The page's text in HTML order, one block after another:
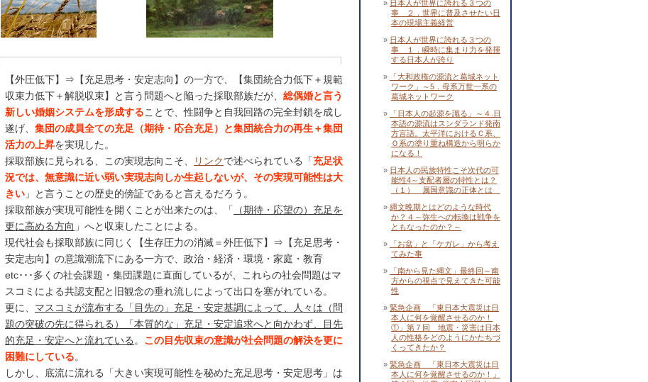
【外圧低下】⇒【充足思考・安定志向】の一方で、【集団統合力低下＋規範
収束力低下＋解脱収束】と言う問題へと陥った採取部族だが、 総偶婚と言う
新しい婚姻システムを形成することで、性闘争と自我回路の完全封鎖を成し
遂げ、 集団の成員全ての充足（期待・応合充足）と集団統合力の再生＋集団
活力の上昇を実現した。
採取部族に見られる、この実現志向こそ、
リンクで述べられている「充足状
況では、無意識に近い弱い実現志向しか生起しないが、その実現可能性は大
きい 」と言うことの歴史的傍証であると言えるだろう。
採取部族が実現可能性を開くことが出来たのは、「
（期待・応望の）充足を
更に高める方向 」へと収束したことによる。
現代社会も採取部族に同じく【生存圧力の消滅＝外圧低下】⇒【充足思考・
安定志向】の意識潮流下にある一方で、政治・経済・環境・家庭・教育
etc･･･多くの社会課題・集団課題に直面しているが、これらの社会問題はマ
スコミによる共認支配と旧観念の垂れ流しによって出口を塞がれている。
更に、 マスコミが流布する「目先の」充足・安定基調によって、人々は（問
題の突破の先に得られる）「本質的な」充足・安定追求へと向かわず、目先
的充足・安定へと流れている 。 この目先収束の意識が社会問題の解決を更に
困難にしている。
しかし、底流に流れる「大きい実現可能性を秘めた充足思考・安定思考」は
日本人が世界に誇れる３つの
事 ２．世界に普及させたい日
本の現場主義経営
日本人が世界に誇れる３つの
事 １．瞬時に集まり力を発揮
する日本人が誇り
「大和政権の源流と葛城ネット
ワーク」～5．母系万世一系の
葛城ネットワーク
「日本人の起源を識る」～４.日
本語の源流はスンダランド発南
方言語。太平洋におけるＣ系、
Ｏ系の塗り重ね構造から明らか
になる！
日本人の民族特性こそ次代の可
能性4～支配者層の特性とは？
（１） 属国意識の正体とは
縄文晩期とはどのような時代
か？４～弥生への転換は戦争を
ともなったのか？～
「お盆」と「ケガレ」から考え
てみた事
「南から見た縄文」最終回～南
方からの視点で見えてきた可能
性
緊急企画 「東日本大震災は日
本人に何を覚醒させるのか！
①」第７回 地震・災害は日本
人の性格をどのようにかたちづ
くってきたか？
緊急企画 「東日本大震災は日
本人に何を覚醒させるのか！」